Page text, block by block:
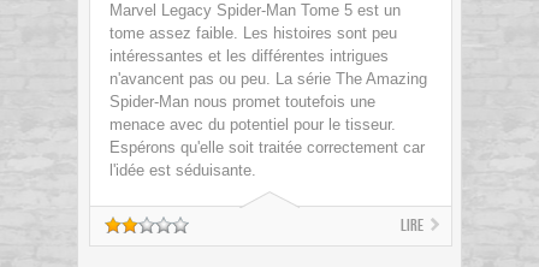
Marvel Legacy Spider-Man Tome 5 est un
tome assez faible. Les histoires sont peu
intéressantes et les différentes intrigues
n'avancent pas ou peu. La série The Amazing
Spider-Man nous promet toutefois une
menace avec du potentiel pour le tisseur.
Espérons qu'elle soit traitée correctement car
l'idée est séduisante.
Lire